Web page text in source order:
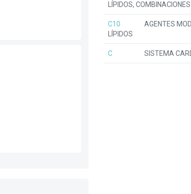
LÍPIDOS, COMBINACIONES
C10
AGENTES
LÍPIDOS
C SISTEMA